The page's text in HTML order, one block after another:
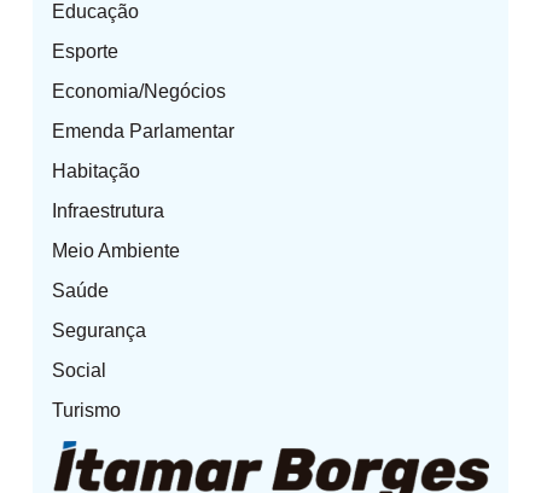
Educação
Esporte
Economia/Negócios
Emenda Parlamentar
Habitação
Infraestrutura
Meio Ambiente
Saúde
Segurança
Social
Turismo